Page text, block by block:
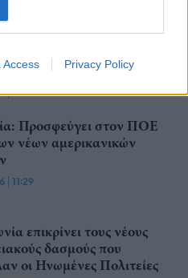
Access Privacy Policy
και η OpenAI
ώστε να φέρουν
Go σε εκατομμύρια
|15:43
Προσφεύγει στον ΠΟΕ
νέων αμερικανικών
| 11:29
επικρίνει τους νέους
δασμούς που
οι Ηνωμένες Πολιτείες